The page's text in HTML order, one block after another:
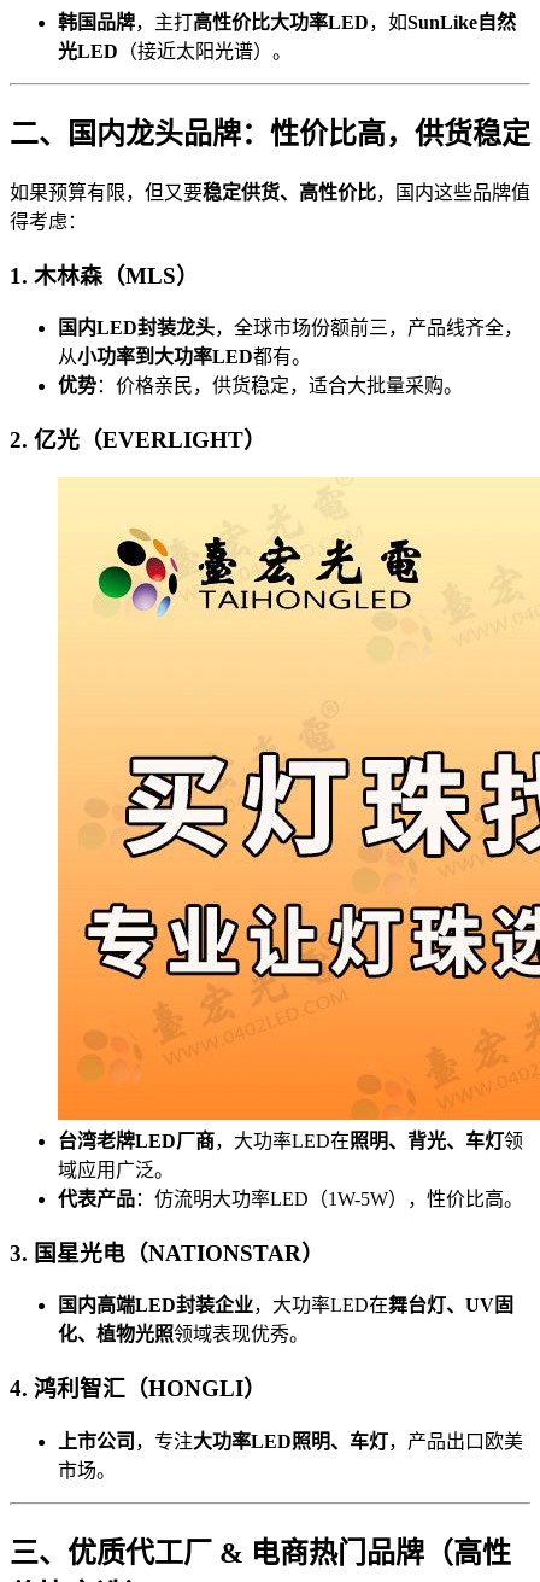
韩国品牌，主打高性价比大功率LED，如SunLike自然
光LED （接近太阳光谱）。
二、国内龙头品牌：性价比高，供货稳定
如果预算有限，但又要稳定供货、高性价比，国内这些品牌值
得考虑：
1. 木林森（MLS）
国内LED封装龙头，全球市场份额前三，产品线齐全，
从小功率到大功率LED都有。
优势：价格亲民，供货稳定，适合大批量采购。
2. 亿光（EVERLIGHT）
台湾老牌LED厂商，大功率LED在照明、背光、车灯领
域应用广泛。
代表产品：仿流明大功率LED（1W-5W），性价比高。
3. 国星光电（NATIONSTAR）
国内高端LED封装企业，大功率LED在舞台灯、UV固
化、植物光照领域表现优秀。
4. 鸿利智汇（HONGLI）
上市公司 ，专注大功率LED照明、车灯，产品出口欧美
市场。
三、优质代工厂 & 电商热门品牌（高性